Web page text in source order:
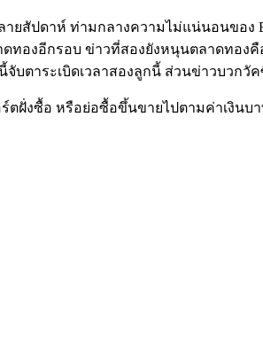
ยสัปดาห์ ท่ามกลางความไม่แน่นอนขอ
ทองอีกรอบ ข่าวที่สองยังหนุนตลาดทอ
บตาระเบิดเวลาสองลูกนี้ ส่วนข่าวบวกวั
ฝั่งซื้อ หรือย่อซื้อขึ้นขายไปตามค่าเงิน